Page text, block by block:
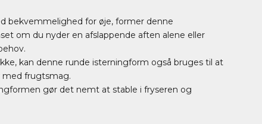
bekvemmelighed for øje, former denne
om du nyder en afslappende aften alene eller
kan denne runde isterningform også bruges til at
med frugtsmag.
gør det nemt at stable i fryseren og